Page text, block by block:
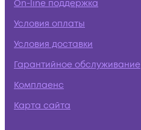
On-line поддержка
Условия оплаты
Условия доставки
Гарантийное обслуживание
Комплаенс
Карта сайта